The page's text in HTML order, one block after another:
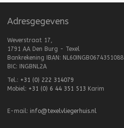
Adresgegevens
Weverstraat 17,
1791 AA Den Burg - Texel
Bankrekening IBAN: NL60INGB0674351088
BIC: INGBNL2A
Tel.: +31 (0) 222 314079
Mobiel: +31 (0) 6 44 351 513 Karim
E-mail: info@texelvliegerhuis.nl